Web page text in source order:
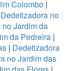
Colombo |
Dedetizadora no
Jardim da
da Pedreira|
| Dedetizadora
no Jardim das